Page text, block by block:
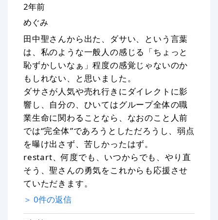
2年前
めぐみ
田中聖さんから出た、ダサい、という言葉
は、私のような一般人の感じる「ちょっと
恥ずかしいなぁ」程度の感覚じゃないのか
もしれない、と思いました。
ダサさが人気や売れ行きにダイレクトに影
響し、自分の、ひいてはグループ全体の職
業生命に関わることなら、なおのこと人前
では“完全体”であろうとしただろうし、弱点
を曝け出さず、苦しかったはず。
restart、何度でも、いつからでも、やり直
そう、聖さんの勇気をこれからも応援させ
ていただきます。
＞ 0件の返信